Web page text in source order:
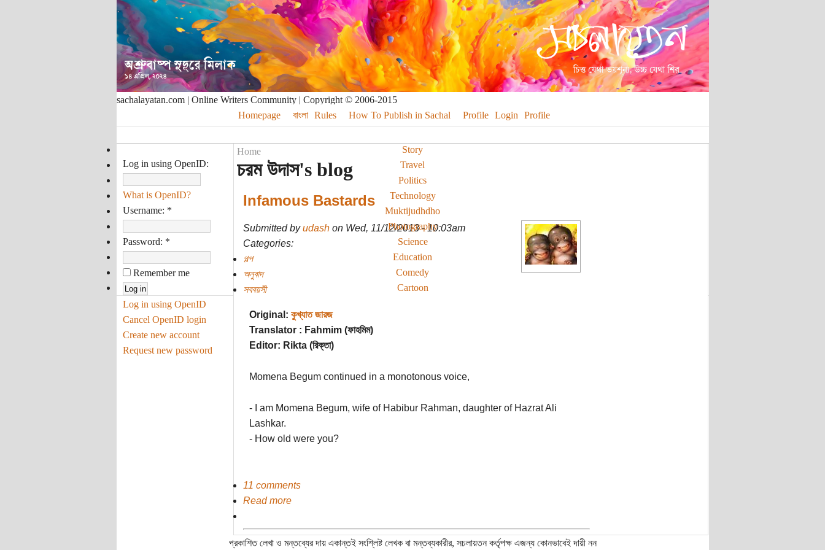
sachalayatan.com | Online Writers Community | Copyright © 2006-2015
Homepage
বাংলা Rules How To Publish in Sachal Profile Login Profile
Story
Travel
Politics
Technology
Muktijudhdho
Photography
Science
Education
Comedy
Cartoon
Log in using OpenID:
What is OpenID?
Username: *
Password: *
Remember me
Log in using OpenID
Cancel OpenID login
Create new account
Request new password
Home
চরম উদাস's blog
Infamous Bastards
Submitted byudashon Wed, 11/12/2013 - 10:03am
Categories:
গল্প
অনুবাদ
সববয়সী
Original: কুখ্যাত জারজ
Translator : Fahmim (ফাহমিম)
Editor: Rikta (রিক্তা)
Momena Begum continued in a monotonous voice,
- I am Momena Begum, wife of Habibur Rahman, daughter of Hazrat Ali
Lashkar.
- How old were you?
11 comments
Read more
প্রকাশিত লেখা ও মন্তব্যের দায় একান্তই সংশ্লিষ্ট লেখক বা মন্তব্যকারীর, সচলায়তন কর্তৃপক্ষ এজন্য কোনভাবেই দায়ী নন